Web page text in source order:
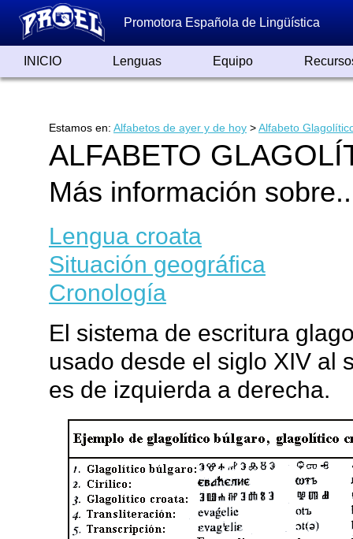
Promotora Española de Lingüística
INICIO Lenguas Equipo
Estamos en: Alfabetos de ayer y de hoy >Alfabeto
ALFABETO
Más información
Lengua croata
Situación geográfica
Cronología
El sistema de escritura
usado desde el siglo XIV al
es de izquierda a derecha.